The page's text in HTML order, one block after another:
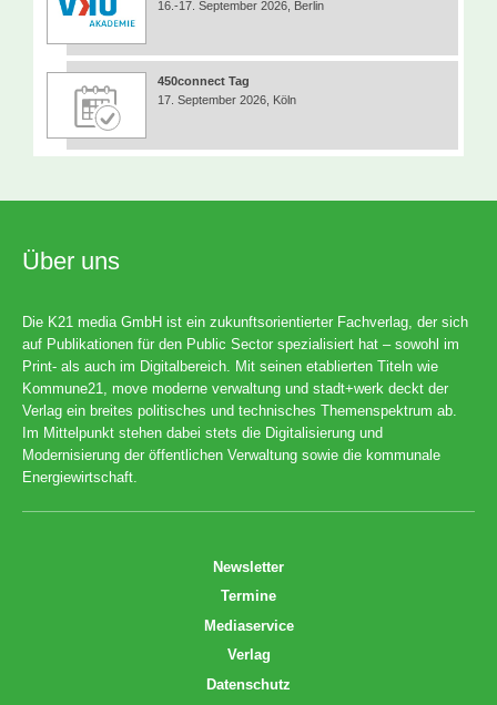
16.-17. September 2026, Berlin
450connect Tag
17. September 2026, Köln
Über uns
Die K21 media GmbH ist ein zukunftsorientierter Fachverlag, der sich
auf Publikationen für den Public Sector spezialisiert hat – sowohl im
Print- als auch im Digitalbereich. Mit seinen etablierten Titeln wie
Kommune21, move moderne verwaltung und stadt+werk deckt der
Verlag ein breites politisches und technisches Themenspektrum ab.
Im Mittelpunkt stehen dabei stets die Digitalisierung und
Modernisierung der öffentlichen Verwaltung sowie die kommunale
Energiewirtschaft.
Newsletter
Termine
Mediaservice
Verlag
Datenschutz